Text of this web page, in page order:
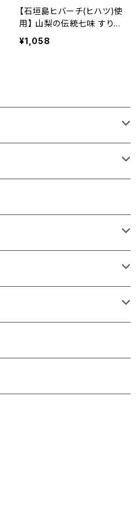
【石垣島ヒバーチ(ヒハツ)使
用】 山梨の伝統七味 すりだ
ね ヒバーチ （大）40g ご飯
のお供 お取り寄せ お取り
¥1,058